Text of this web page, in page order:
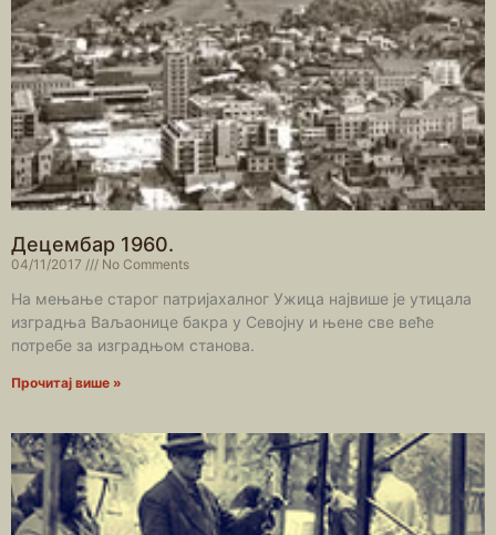
Децембар 1960.
04/11/2017 No Comments
На мењање старог патријахалног Ужица највише је утицала
изградња Ваљаонице бакра у Севојну и њене све веће
потребе за изградњом станова.
Прочитај више »